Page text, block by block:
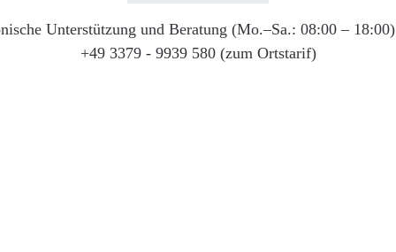
Unterstützung und Beratung (Mo.–Sa.: 08:00 –
+49 3379 - 9939 580 (zum Ortstarif)